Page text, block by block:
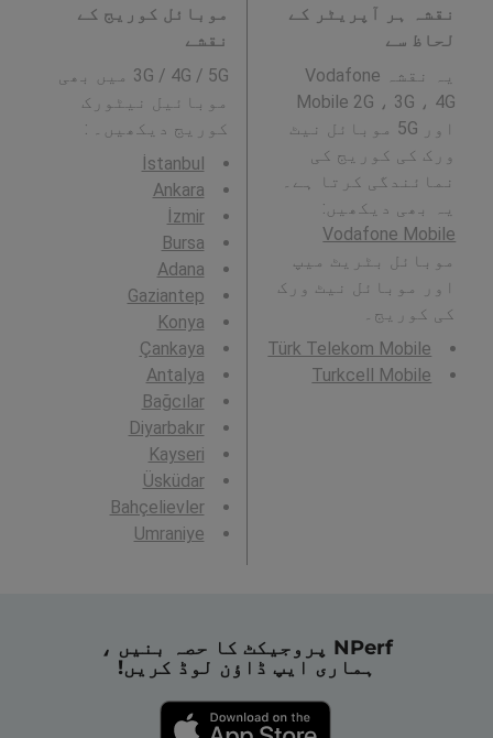
نقشہ ہر آپریٹر کے
لحاظ سے
یہ نقشہ Vodafone
Mobile 2G ، 3G ، 4G
اور 5G موبائل نیٹ
ورک کی کوریج کی
نمائندگی کرتا ہے۔
یہ بھی دیکھیں:
Vodafone Mobile
موبائل بٹریٹ میپ
اور موبائل نیٹ ورک
کی کوریج۔
Türk Telekom Mobile
Turkcell Mobile
موبائل کوریج کے
نقشے
3G / 4G / 5G میں بھی
موبائیل نیٹورک
کوریج دیکھیں۔ :
İstanbul
Ankara
İzmir
Bursa
Adana
Gaziantep
Konya
Çankaya
Antalya
Bağcılar
Diyarbakır
Kayseri
Üsküdar
Bahçelievler
Umraniye
NPerf پروجیکٹ کا حصہ بنیں ،
ہماری ایپ ڈاؤن لوڈ کریں!